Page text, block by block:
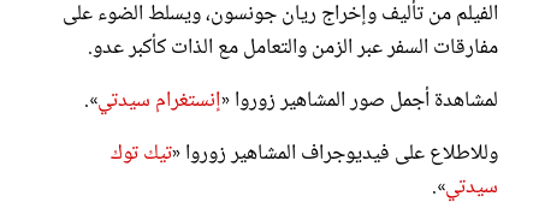
الفيلم من تأليف وإخراج ريان جونسون، ويسلط الضوء على
مفارقات السفر عبر الزمن والتعامل مع الذات كأكبر عدو.
لمشاهدة أجمل صور المشاهير زوروا «إنستغرام سيدتي».
وللاطلاع على فيديوجراف المشاهير زوروا «تيك توك
سيدتي».